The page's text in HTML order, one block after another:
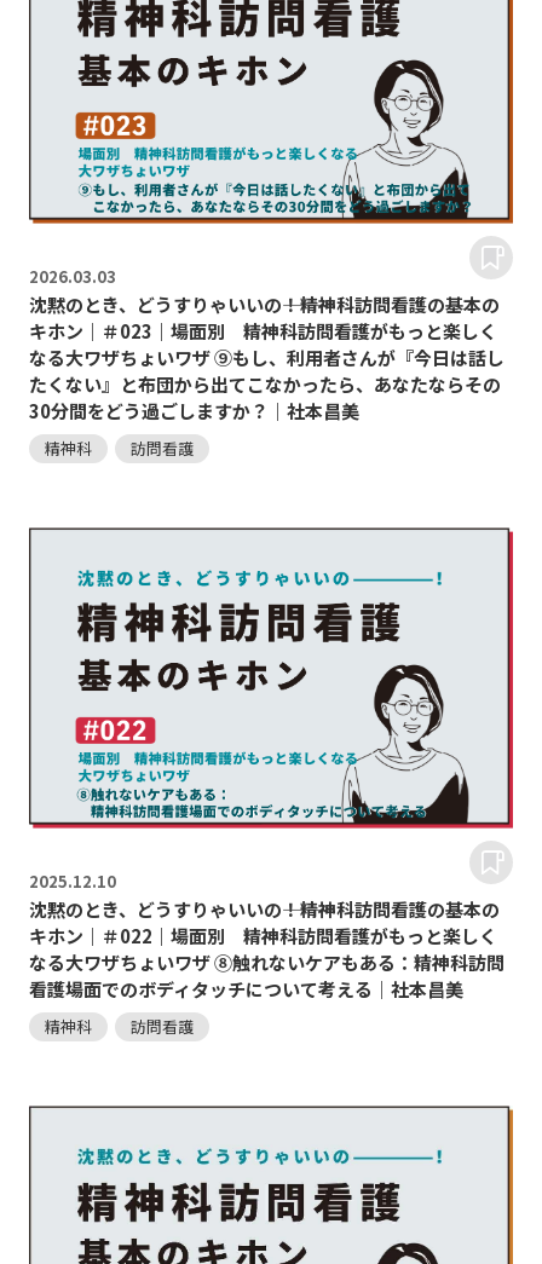
2026.03.03
沈黙のとき、どうすりゃいいの―――！精神科訪問看護の基本の
キホン｜＃023｜場面別 精神科訪問看護がもっと楽しく
なる大ワザちょいワザ ⑨もし、利用者さんが『今日は話し
たくない』と布団から出てこなかったら、あなたならその
30分間をどう過ごしますか？｜社本昌美
精神科 訪問看護
2025.12.10
沈黙のとき、どうすりゃいいの―――！精神科訪問看護の基本の
キホン｜＃022｜場面別 精神科訪問看護がもっと楽しく
なる大ワザちょいワザ ⑧触れないケアもある：精神科訪問
看護場面でのボディタッチについて考える｜社本昌美
精神科 訪問看護